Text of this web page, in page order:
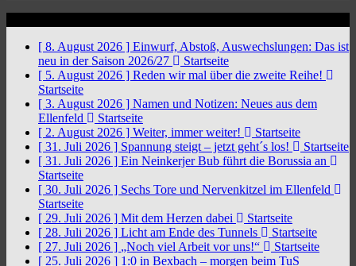
[ 8. August 2026 ] Einwurf, Abstoß, Auswechslungen: Das ist
neu in der Saison 2026/27
Startseite
[ 5. August 2026 ] Reden wir mal über die zweite Reihe!
Startseite
[ 3. August 2026 ] Namen und Notizen: Neues aus dem
Ellenfeld
Startseite
[ 2. August 2026 ] Weiter, immer weiter!
Startseite
[ 31. Juli 2026 ] Spannung steigt – jetzt geht´s los!
Startseite
[ 31. Juli 2026 ] Ein Neinkerjer Bub führt die Borussia an
Startseite
[ 30. Juli 2026 ] Sechs Tore und Nervenkitzel im Ellenfeld
Startseite
[ 29. Juli 2026 ] Mit dem Herzen dabei
Startseite
[ 28. Juli 2026 ] Licht am Ende des Tunnels
Startseite
[ 27. Juli 2026 ] „Noch viel Arbeit vor uns!“
Startseite
[ 25. Juli 2026 ] 1:0 in Bexbach – morgen beim TuS